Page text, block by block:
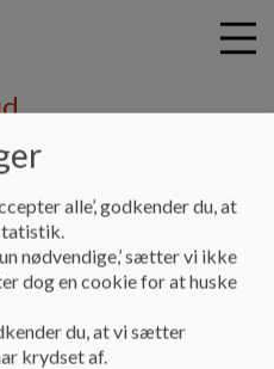
alle’, godkender du, at
nødvendige,’ sætter vi ikke
dog en cookie for at huske
du, at vi sætter
krydset af.